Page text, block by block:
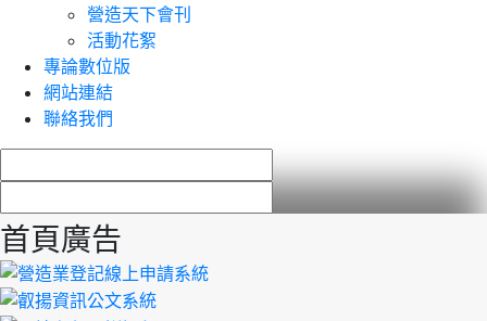
營造天下會刊
活動花絮
專論數位版
網站連結
聯絡我們
首頁廣告